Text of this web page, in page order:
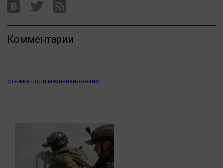
Комментарии
стяжка пола механизировано